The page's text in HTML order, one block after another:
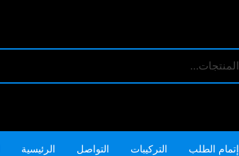
إتمام الطلب التركيبات التواصل الرئيسية